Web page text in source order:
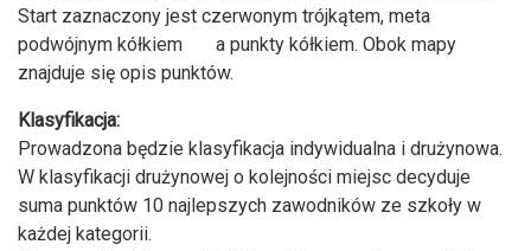
Start zaznaczony jest czerwonym trójkątem, meta
podwójnym kółkiem a punkty kółkiem. Obok mapy
znajduje się opis punktów.
Klasyfikacja:
Prowadzona będzie klasyfikacja indywidualna i drużynowa.
W klasyfikacji drużynowej o kolejności miejsc decyduje
suma punktów 10 najlepszych zawodników ze szkoły w
każdej kategorii.